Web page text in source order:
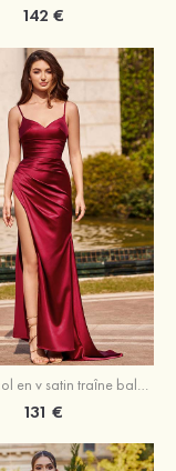
142 €
Fourreau col en v satin traîne balayage robe de bal
131 €